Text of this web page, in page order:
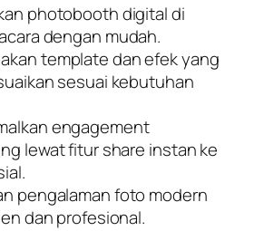
photobooth digital di
dengan mudah.
template dan efek yang
sesuai kebutuhan
engagement
lewat fitur share instan ke
pengalaman foto modern
dan profesional.